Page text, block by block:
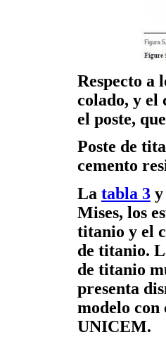
Respecto a
colado, y el
el poste,
Poste de
cemento
La tabla 3
Mises, los
titanio y el
de titanio.
de titanio
presenta
modelo
UNICEM.